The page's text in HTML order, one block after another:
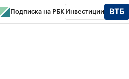
Подписка на РБК Инвестиции